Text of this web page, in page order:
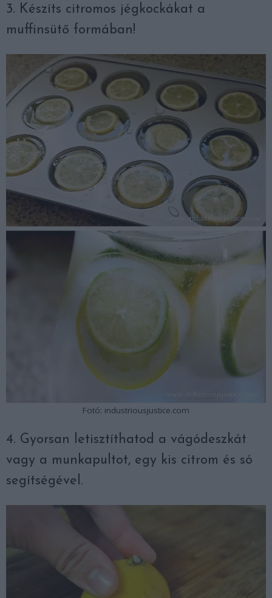
3. Készíts citromos jégkockákat a
muffinsütő formában!
Fotó: industriousjustice.com
4. Gyorsan letisztíthatod a vágódeszkát
vagy a munkapultot, egy kis citrom és só
segítségével.